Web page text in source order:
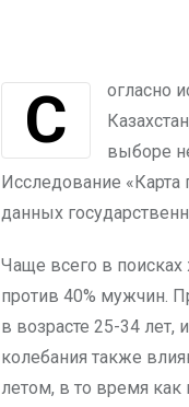
Согласно исследованию, проведенному аналитиками Yandex Ads
выборе
Исследование «Карта
данных
Чаще всего в
против 40% мужчин.
в возрасте 25-34
колебания также
летом, в то время как